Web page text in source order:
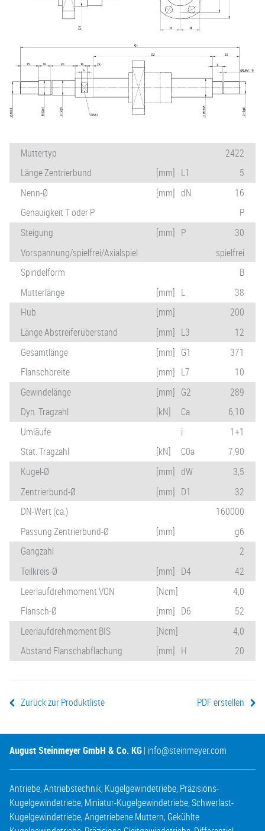
Muttertyp
2422
Länge Zentrierbund
[mm] L1
5
Nenn-Ø
[mm] dN
16
Genauigkeit T oder P
P
Steigung
[mm] P
30
Vorspannung/spielfrei/Axialspiel
spielfrei
Spindelform
B
Mutterlänge
[mm] L
38
Hub
[mm]
200
Länge Abstreiferüberstand
[mm] L3
12
Gesamtlänge
[mm] G1
371
Flanschbreite
[mm] L7
10
Gewindelänge
[mm] G2
289
Dyn. Tragzahl
[kN] Ca
6,10
Umläufe
i
1+1
Stat. Tragzahl
[kN] C0a
7,90
Kugel-Ø
[mm] dW
3,5
Zentrierbund-Ø
[mm] D1
32
DN-Wert (ca.)
160000
Passung Zentrierbund-Ø
[mm]
g6
Gangzahl
2
Teilkreis-Ø
[mm] D4
42
Leerlaufdrehmoment VON
[Ncm]
4,0
Flansch-Ø
[mm] D6
52
Leerlaufdrehmoment BIS
[Ncm]
4,0
Abstand Flanschabflachung
[mm] H 20
Zurück zur Produktliste PDF erstellen
August Steinmeyer GmbH & Co. KG| info@steinmeyer.com
Antriebe,Antriebstechnik, Kugelgewindetriebe, Präzisions-
Kugelgewindetriebe, Miniatur-Kugelgewindetriebe,Schwerlast-
Kugelgewindetriebe,Angetriebene Muttern, Gekühlte